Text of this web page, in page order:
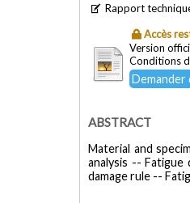
Rapport
Accès
Version
Conditions
Demander
ABSTRACT
Material and
analysis --
damage rule --